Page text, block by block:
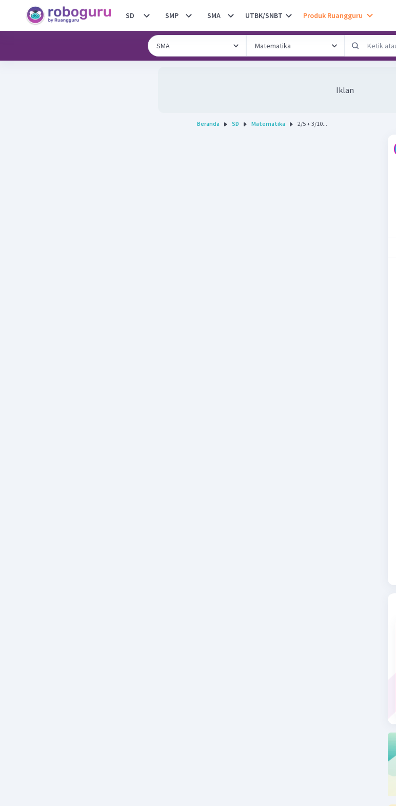
SD SMP SMA UTBK/SNBT Produk Ruangguru
Iklan
Beranda SD Matematika 2/5 + 3/10...